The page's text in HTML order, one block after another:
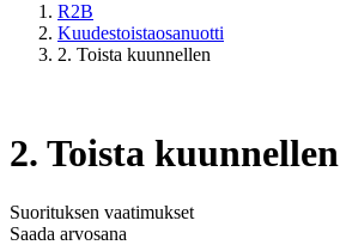
R2B
Kuudestoistaosanuotti
2. Toista kuunnellen
2. Toista kuunnellen
Suorituksen vaatimukset
Saada arvosana